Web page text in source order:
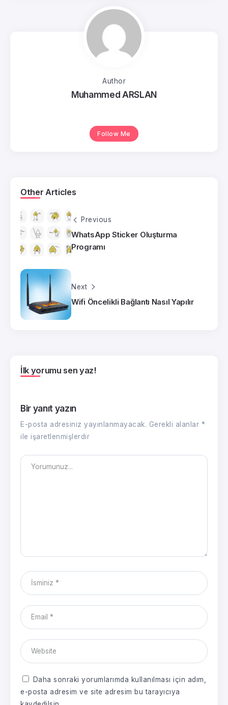
Author
Muhammed ARSLAN
Follow Me
Other Articles
Previous
WhatsApp Sticker Oluşturma
Programı
Next
Wifi Öncelikli Bağlantı Nasıl Yapılır
İlk yorumu sen yaz!
Bir yanıt yazın
E-posta adresiniz yayınlanmayacak. Gerekli alanlar *
ile işaretlenmişlerdir
Daha sonraki yorumlarımda kullanılması için adım,
e-posta adresim ve site adresim bu tarayıcıya